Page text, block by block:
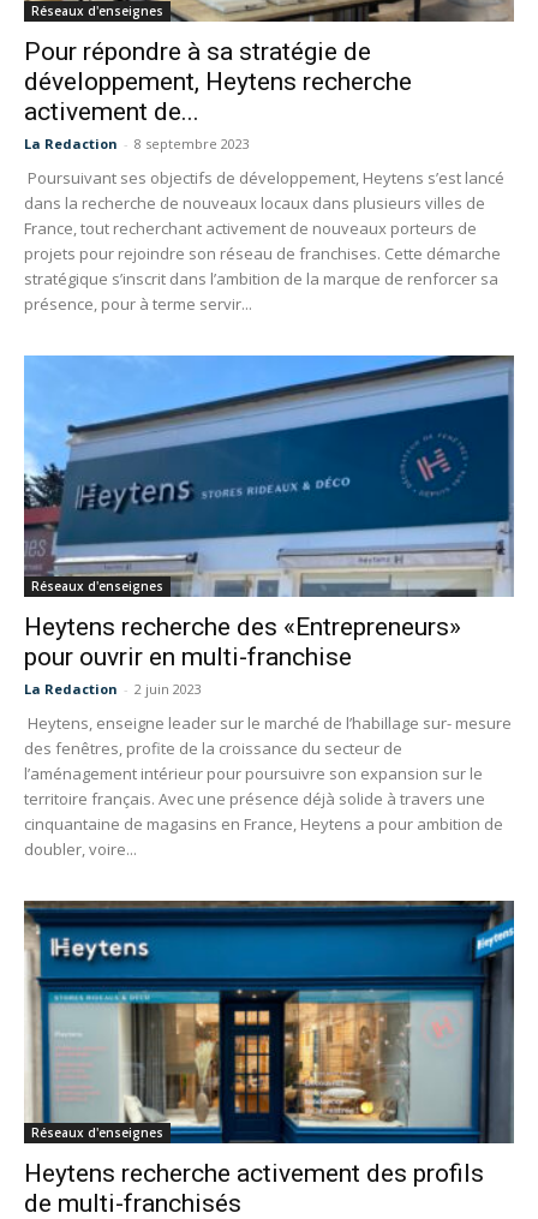
Réseaux d'enseignes
Pour répondre à sa stratégie de
développement, Heytens recherche
activement de...
La Redaction - 8 septembre 2023
Poursuivant ses objectifs de développement, Heytens s’est lancé
dans la recherche de nouveaux locaux dans plusieurs villes de
France, tout recherchant activement de nouveaux porteurs de
projets pour rejoindre son réseau de franchises. Cette démarche
stratégique s’inscrit dans l’ambition de la marque de renforcer sa
présence, pour à terme servir...
Réseaux d'enseignes
Heytens recherche des «Entrepreneurs»
pour ouvrir en multi-franchise
La Redaction - 2 juin 2023
Heytens, enseigne leader sur le marché de l’habillage sur- mesure
des fenêtres, profite de la croissance du secteur de
l’aménagement intérieur pour poursuivre son expansion sur le
territoire français. Avec une présence déjà solide à travers une
cinquantaine de magasins en France, Heytens a pour ambition de
doubler, voire...
Réseaux d'enseignes
Heytens recherche activement des profils
de multi-franchisés